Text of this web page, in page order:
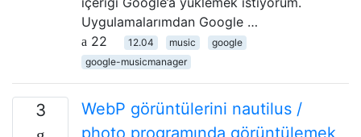
Uygulamalarımdan Google …
22
12.04 music
google
google-musicmanager
3
WebP görüntülerini nautilus /
photo programında görüntülemek